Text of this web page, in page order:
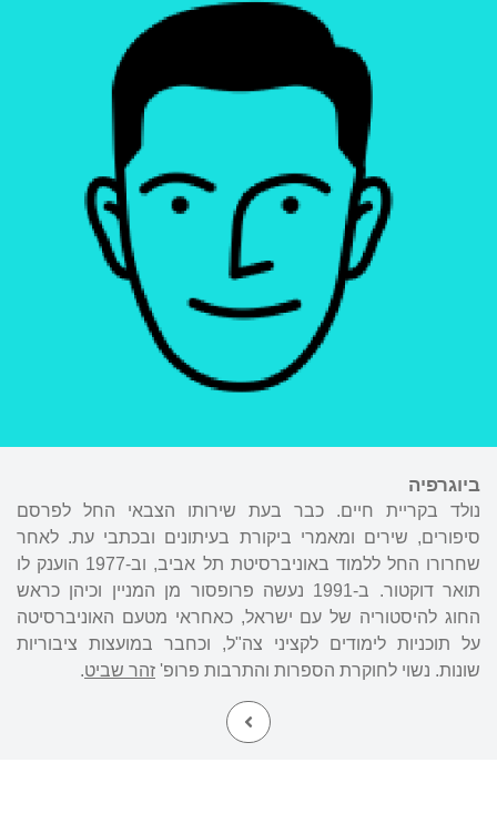
ביוגרפיה
נולד בקריית חיים. כבר בעת שירותו הצבאי החל לפרסם
סיפורים, שירים ומאמרי ביקורת בעיתונים ובכתבי עת. לאחר
שחרורו החל ללמוד באוניברסיטת תל אביב, וב-1977 הוענק לו
תואר דוקטור. ב-1991 נעשה פרופסור מן המניין וכיהן כראש
החוג להיסטוריה של עם ישראל, כאחראי מטעם האוניברסיטה
על תוכניות לימודים לקציני צה"ל, וכחבר במועצות ציבוריות
שונות. נשוי לחוקרת הספרות והתרבות פרופ' זהר שביט.